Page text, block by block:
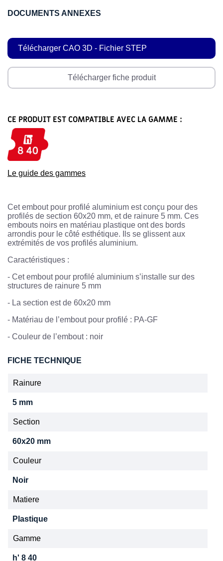
DOCUMENTS ANNEXES
Télécharger CAO 3D - Fichier STEP
Télécharger fiche produit
CE PRODUIT EST COMPATIBLE AVEC LA GAMME :
Le guide des gammes
Cet embout pour profilé aluminium est conçu pour des
profilés de section 60x20 mm, et de rainure 5 mm. Ces
embouts noirs en matériau plastique ont des bords
arrondis pour le côté esthétique. Ils se glissent aux
extrémités de vos profilés aluminium.
Caractéristiques :
- Cet embout pour profilé aluminium s’installe sur des
structures de rainure 5 mm
- La section est de 60x20 mm
- Matériau de l’embout pour profilé : PA-GF
- Couleur de l’embout : noir
FICHE TECHNIQUE
Rainure
5 mm
Section
60x20 mm
Couleur
Noir
Matiere
Plastique
Gamme
h' 8 40